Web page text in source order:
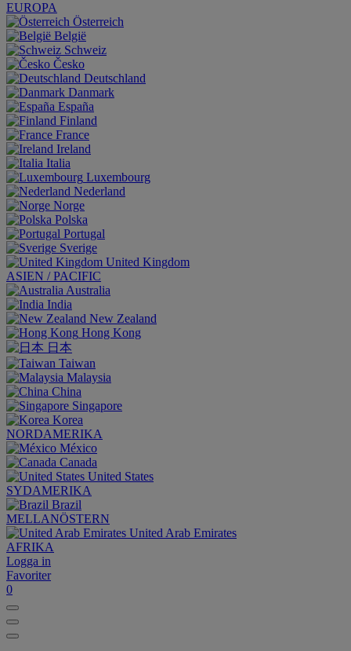
EUROPA
Österreich
België
Schweiz
Česko
Deutschland
Danmark
España
Finland
France
Ireland
Italia
Luxembourg
Nederland
Norge
Polska
Portugal
Sverige
United Kingdom
ASIEN / PACIFIC
Australia
India
New Zealand
Hong Kong
日本
Taiwan
Malaysia
China
Singapore
Korea
NORDAMERIKA
México
Canada
United States
SYDAMERIKA
Brazil
MELLANÖSTERN
United Arab Emirates
AFRIKA
Logga in
Favoriter
0